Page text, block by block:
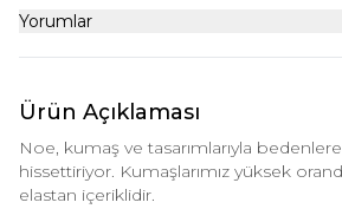
Yorumlar
Ürün Açıklaması
Noe, kumaş ve tasarımlarıyla
hissettiriyor. Kumaşlarımız yüksek
elastan içeriklidir.